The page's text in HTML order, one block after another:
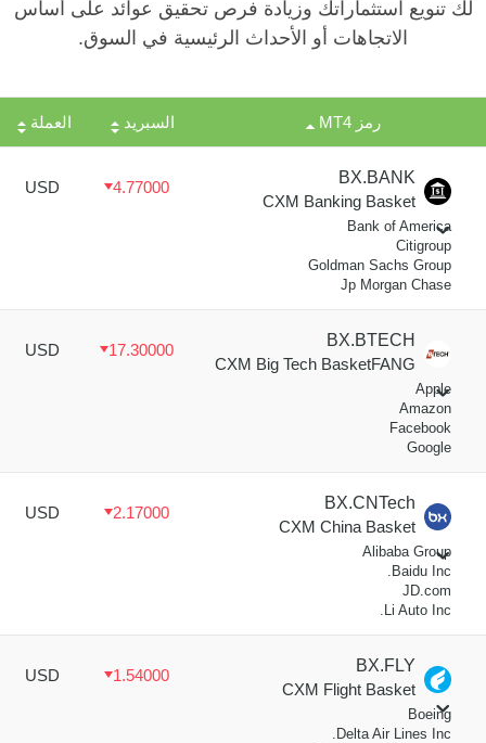
لك تنويع استثماراتك وزيادة فرص تحقيق عوائد على أساس
الاتجاهات أو الأحداث الرئيسية في السوق.
رمز MT4 السبريد العملة
BX.BANK
CXM Banking Basket
Bank of America
Citigroup
Goldman Sachs Group
Jp Morgan Chase
4.77000
USD
BX.BTECH
CXM Big Tech BasketFANG
Apple
Amazon
Facebook
Google
17.30000
USD
BX.CNTech
CXM China Basket
Alibaba Group
Baidu Inc.
JD.com
Li Auto Inc.
2.17000
USD
BX.FLY
CXM Flight Basket
Boeing
Delta Air Lines Inc.
1.54000
USD